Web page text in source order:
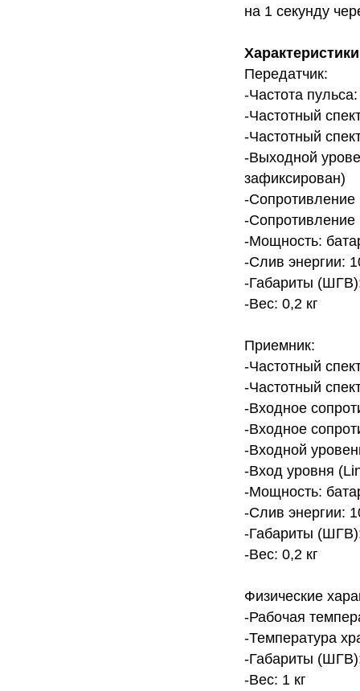
на 1 секунду
Передатчик:
-Частота
-Частотный
-Частотный
-Выходной
зафиксирован)
-Сопротивление
-Сопротивление
-Мощность:
-Слив энергии:
-Габариты
-Вес: 0,2 кг
Приемник:
-Частотный
-Частотный
-Входное
-Входное
-Входной
-Вход уровня
-Мощность:
-Слив энергии:
-Габариты
-Вес: 0,2 кг
Физические
-Рабочая
-Температура
-Габариты
-Вес: 1 кг